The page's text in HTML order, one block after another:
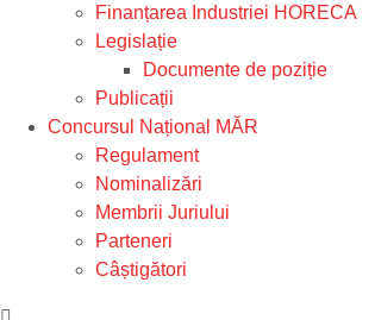
Finanțarea Industriei HORECA
Legislație
Documente de poziție
Publicații
Concursul Național MĂR
Regulament
Nominalizări
Membrii Juriului
Parteneri
Câștigători